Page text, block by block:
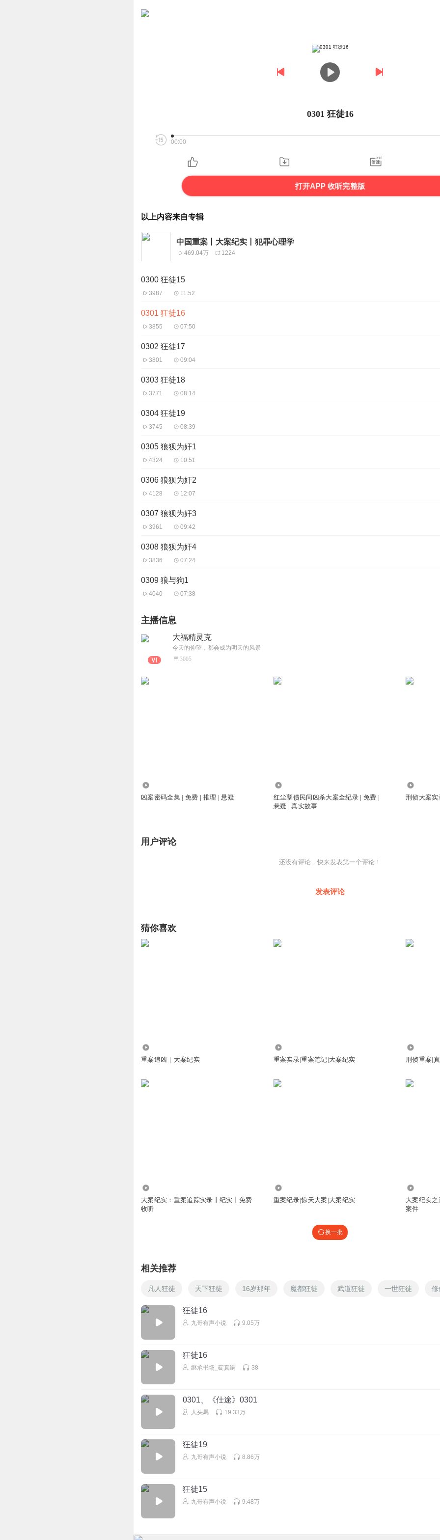
0301 狂徒16
00:00
打开APP 收听完整版
以上内容来自专辑
中国重案丨大案纪实丨犯罪心理学
469.04万 1224
0300 狂徒15
3987 11:52
0301 狂徒16
3855 07:50
0302 狂徒17
3801 09:04
0303 狂徒18
3771 08:14
0304 狂徒19
3745 08:39
0305 狼狈为奸1
4324 10:51
0306 狼狈为奸2
4128 12:07
0307 狼狈为奸3
3961 09:42
0308 狼狈为奸4
3836 07:24
0309 狼与狗1
4040 07:38
主播信息
大福精灵克
今天的仰望，都会成为明天的风景
3005
凶案密码全集 | 免费 | 推理 | 悬疑
红尘孽债民间凶杀大案全纪录 | 免费 |
悬疑 | 真实故事
刑侦大案实
用户评论
还没有评论，快来发表第一个评论！
发表评论
猜你喜欢
重案追凶｜大案纪实 重案实录|重案笔记|大案纪实 刑侦重案|
大案纪实：重案追踪实录丨纪实丨免费
收听
重案纪录|惊天大案|大案纪实
大案纪实
案件
换一批
相关推荐
凡人狂徒 天下狂徒 16岁那年 魔都狂徒 武道狂徒 一世狂徒 修
狂徒16
九哥有声小说 9.05万
狂徒16
继承书场_碇真嗣 38
0301、《仕途》0301
人头馬 19.33万
狂徒19
九哥有声小说 8.86万
狂徒15
九哥有声小说 9.48万